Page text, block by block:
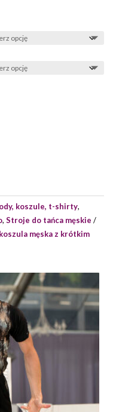
koszule, t-shirty,
, Stroje do tańca męskie
koszula męska z krótkim